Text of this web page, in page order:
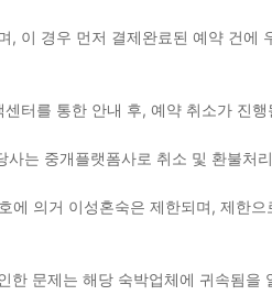
이 경우 먼저 결제완료된 예약 건에
터를 통한 안내 후, 예약 취소가 진
는 중개플랫폼사로 취소 및 환불처
의거 이성혼숙은 제한되며, 제한
한 문제는 해당 숙박업체에 귀속됨을